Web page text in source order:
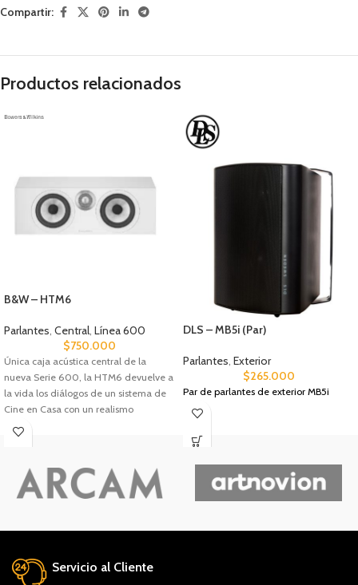
Compartir:
Productos relacionados
B&W – HTM6
Parlantes Central Línea 600
$750.000
Única caja acústica central de la
nueva Serie 600, la HTM6 devuelve a
la vida los diálogos de un sistema de
Cine en Casa con un realismo
sobrecogedor.
DLS – MB5i (Par)
Parlantes Exterior
$265.000
Par de parlantes de exterior MB5i
Servicio al Cliente